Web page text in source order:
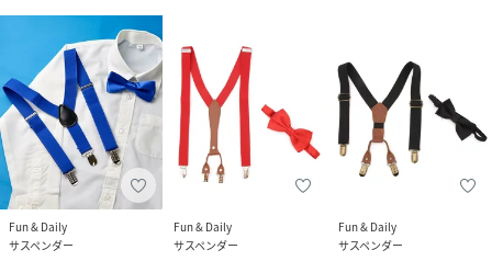
Fun & Daily
サスペンダー
Fun & Daily
サスペンダー
Fun & Daily
サスペンダー